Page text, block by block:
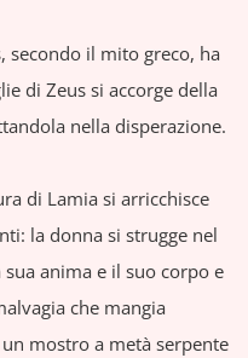
secondo il mito greco, ha
di Zeus si accorge della
nella disperazione.
di Lamia si arricchisce
la donna si strugge nel
anima e il suo corpo e
che mangia
mostro a metà serpente